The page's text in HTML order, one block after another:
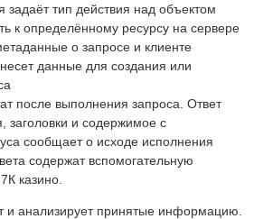
задаёт тип действия над объектом
к определённому ресурсу на сервере
о запросе и клиенте
данные для создания или
после выполнения запроса. Ответ
заголовки и содержимое с
сообщает о исходе исполнения
содержат вспомогательную
казино.
и анализирует принятые информацию.